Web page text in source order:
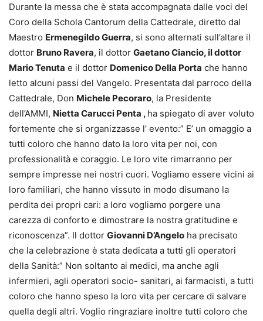
Durante la messa che è stata accompagnata dalle voci del
Coro della Schola Cantorum della Cattedrale, diretto dal
Maestro Ermenegildo Guerra, si sono alternati sull’altare il
dottor Bruno Ravera, il dottor Gaetano Ciancio, il dottor
Mario Tenuta e il dottor Domenico Della Porta che hanno
letto alcuni passi del Vangelo. Presentata dal parroco della
Cattedrale, Don Michele Pecoraro, la Presidente
dell’AMMI, Nietta Carucci Penta , ha spiegato di aver voluto
fortemente che si organizzasse l’ evento:” E’ un omaggio a
tutti coloro che hanno dato la loro vita per noi, con
professionalità e coraggio. Le loro vite rimarranno per
sempre impresse nei nostri cuori. Vogliamo essere vicini ai
loro familiari, che hanno vissuto in modo disumano la
perdita dei propri cari: a loro vogliamo porgere una
carezza di conforto e dimostrare la nostra gratitudine e
riconoscenza”. Il dottor Giovanni D’Angelo ha precisato
che la celebrazione è stata dedicata a tutti gli operatori
della Sanità:” Non soltanto ai medici, ma anche agli
infermieri, agli operatori socio- sanitari, ai farmacisti, a tutti
coloro che hanno speso la loro vita per cercare di salvare
quella degli altri. Voglio ringraziare inoltre tutti coloro che